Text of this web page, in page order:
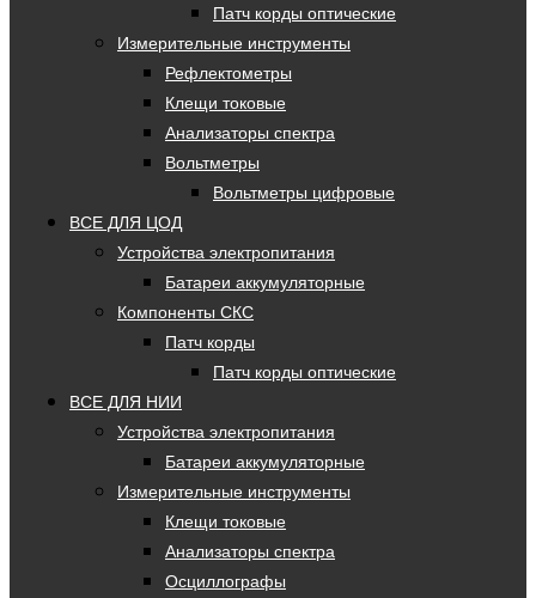
Патч корды оптические
Измерительные инструменты
Рефлектометры
Клещи токовые
Анализаторы спектра
Вольтметры
Вольтметры цифровые
ВСЕ ДЛЯ ЦОД
Устройства электропитания
Батареи аккумуляторные
Компоненты СКС
Патч корды
Патч корды оптические
ВСЕ ДЛЯ НИИ
Устройства электропитания
Батареи аккумуляторные
Измерительные инструменты
Клещи токовые
Анализаторы спектра
Осциллографы